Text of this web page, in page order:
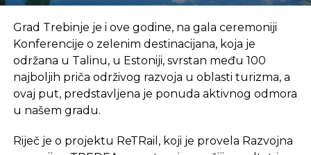
izjavio je mostarski gradonačelnik.
Pored Grada Mostara, delegacija Bosne i
Hercegovine uključuje i predstavnike
Spoljnotrgovinske komore, koja u saradnji s
lokalnim zajednicama rukovodi Vinskom ceste
pruža značajnu podršku njenom razvoju.
Grad Trebinje je i ove godine, na gala ceremoniji
Konferencije o zelenim destinacijana, koja je
održana u Talinu, u Estoniji, svrstan među 100
najboljih priča održivog razvoja u oblasti turizma, a
ovaj put, predstavljena je ponuda aktivnog odmora
u našem gradu.
Riječ je o projektu ReTRail, koji je provela Razvojna